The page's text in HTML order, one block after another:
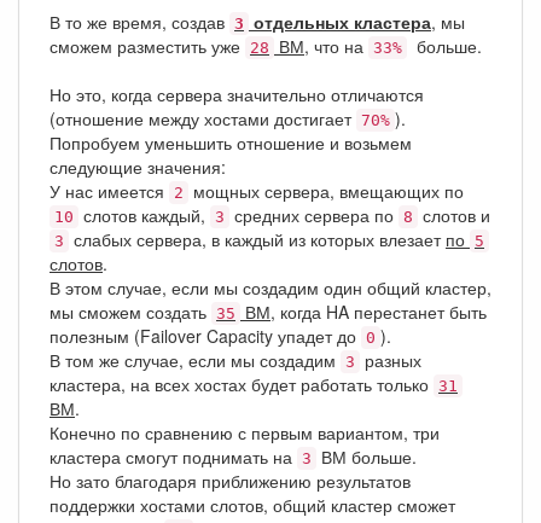
В то же время, создав 3 отдельных кластера, мы
сможем разместить уже 28 ВМ, что на 33%
больше.
Но это, когда сервера значительно отличаются
(отношение между хостами достигает 70% ).
Попробуем уменьшить отношение и возьмем
следующие значения:
У нас имеется
2 мощных сервера, вмещающих по
10 слотов каждый, 3 средних сервера по 8 слотов и
3 слабых сервера, в каждый из которых влезает по 5
слотов.
В этом случае, если мы создадим один общий кластер,
мы сможем создать 35 ВМ, когда HA перестанет быть
полезным (Failover Capacity упадет до 0 ).
В том же случае, если мы создадим 3
разных
кластера, на всех хостах будет работать только 31
ВМ.
Конечно по сравнению с первым вариантом, три
кластера смогут поднимать на 3
ВМ больше.
Но зато благодаря приближению результатов
поддержки хостами слотов, общий кластер сможет